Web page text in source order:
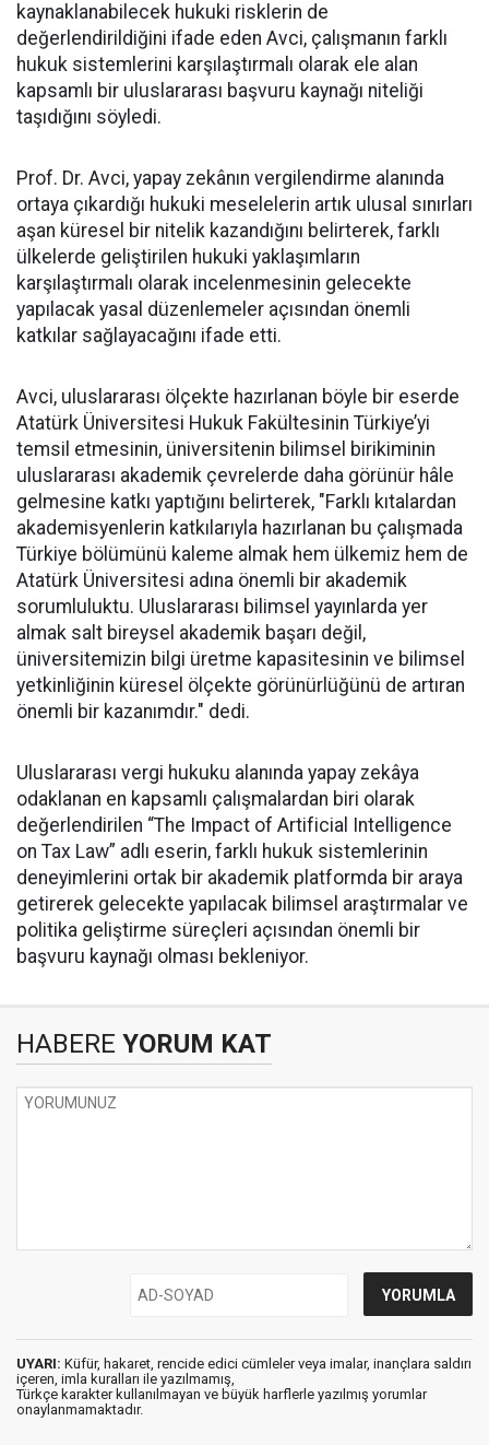
kaynaklanabilecek hukuki risklerin de
değerlendirildiğini ifade eden Avci, çalışmanın farklı
hukuk sistemlerini karşılaştırmalı olarak ele alan
kapsamlı bir uluslararası başvuru kaynağı niteliği
taşıdığını söyledi.
Prof. Dr. Avci, yapay zekânın vergilendirme alanında
ortaya çıkardığı hukuki meselelerin artık ulusal sınırları
aşan küresel bir nitelik kazandığını belirterek, farklı
ülkelerde geliştirilen hukuki yaklaşımların
karşılaştırmalı olarak incelenmesinin gelecekte
yapılacak yasal düzenlemeler açısından önemli
katkılar sağlayacağını ifade etti.
Avci, uluslararası ölçekte hazırlanan böyle bir eserde
Atatürk Üniversitesi Hukuk Fakültesinin Türkiye’yi
temsil etmesinin, üniversitenin bilimsel birikiminin
uluslararası akademik çevrelerde daha görünür hâle
gelmesine katkı yaptığını belirterek, "Farklı kıtalardan
akademisyenlerin katkılarıyla hazırlanan bu çalışmada
Türkiye bölümünü kaleme almak hem ülkemiz hem de
Atatürk Üniversitesi adına önemli bir akademik
sorumluluktu. Uluslararası bilimsel yayınlarda yer
almak salt bireysel akademik başarı değil,
üniversitemizin bilgi üretme kapasitesinin ve bilimsel
yetkinliğinin küresel ölçekte görünürlüğünü de artıran
önemli bir kazanımdır." dedi.
Uluslararası vergi hukuku alanında yapay zekâya
odaklanan en kapsamlı çalışmalardan biri olarak
değerlendirilen “The Impact of Artificial Intelligence
on Tax Law” adlı eserin, farklı hukuk sistemlerinin
deneyimlerini ortak bir akademik platformda bir araya
getirerek gelecekte yapılacak bilimsel araştırmalar ve
politika geliştirme süreçleri açısından önemli bir
başvuru kaynağı olması bekleniyor.
HABERE YORUM KAT
UYARI: Küfür, hakaret, rencide edici cümleler veya imalar, inançlara saldırı
içeren, imla kuralları ile yazılmamış,
Türkçe karakter kullanılmayan ve büyük harflerle yazılmış yorumlar
onaylanmamaktadır.